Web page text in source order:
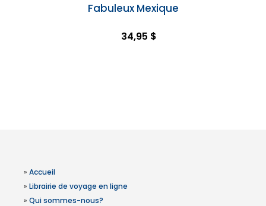
Fabuleux Mexique
34,95 $
» Accueil
» Librairie de voyage en ligne
» Qui sommes-nous?